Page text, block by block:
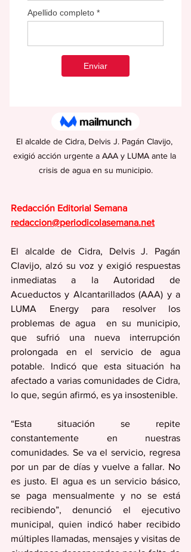
El alcalde de Cidra, Delvis J. Pagán Clavijo,
exigió acción urgente a AAA y LUMA ante la
crisis de agua en su municipio.
Redacción Editorial Semana
redaccion@periodicolasemana.net
El alcalde de Cidra, Delvis J. Pagán
Clavijo, alzó su voz y exigió respuestas
inmediatas a la Autoridad de
Acueductos y Alcantarillados (AAA) y a
LUMA Energy para resolver los
problemas de agua  en su municipio,
que sufrió una nueva interrupción
prolongada en el servicio de agua
potable. Indicó que esta situación ha
afectado a varias comunidades de Cidra,
lo que, según afirmó, es ya insostenible.
“Esta situación se repite
constantemente en nuestras
comunidades. Se va el servicio, regresa
por un par de días y vuelve a fallar. No
es justo. El agua es un servicio básico,
se paga mensualmente y no se está
recibiendo”, denunció el ejecutivo
municipal, quien indicó haber recibido
múltiples llamadas, mensajes y visitas de